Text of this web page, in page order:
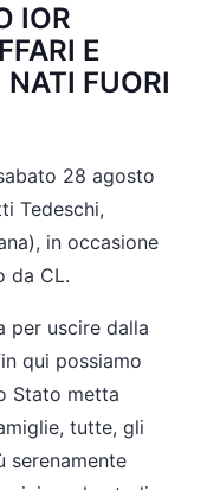
IOR
E
FUORI
28 agosto
Tedeschi,
in occasione
da CL.
per uscire dalla
qui possiamo
Stato metta
tutte, gli
serenamente